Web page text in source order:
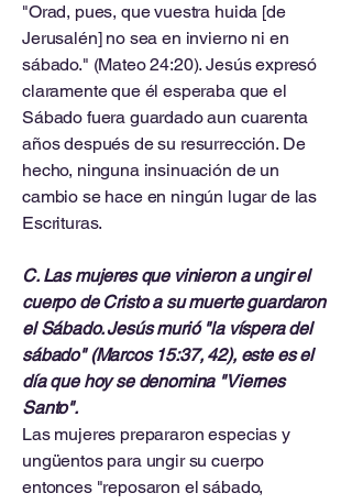
"Orad, pues, que vuestra huida [de
Jerusalén] no sea en invierno ni en
sábado." (Mateo 24:20). Jesús expresó
claramente que él esperaba que el
Sábado fuera guardado aun cuarenta
años después de su resurrección. De
hecho, ninguna insinuación de un
cambio se hace en ningún lugar de las
Escrituras.
C. Las mujeres que vinieron a ungir el
cuerpo de Cristo a su muerte guardaron
el Sábado. Jesús murió "la víspera del
sábado" (Marcos 15:37, 42), este es el
día que hoy se denomina "Viernes
Santo".
Las mujeres prepararon especias y
ungüentos para ungir su cuerpo
entonces "reposaron el sábado,